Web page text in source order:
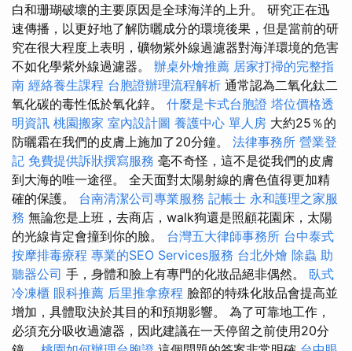
白和珊瑚破壞的主要原因是全球海洋的上升。 研究正在迅
速傳播，以更好地了解防曬成分的環境後果，但是當前的研
究在很大程度上表明，礦物紫外線過濾器對海洋環境的危害
不如化學紫外線過濾器。 辦桌外燴推薦 居家打掃的完整指
南 經絡養生課程 台胞證辦理流程解析 通常認為二氧化鈦二
氧化碳的毒性低於氧化鋅。 什麼是卡式台胞證 塔位價格透
明資訊 桃園搬家 室內設計圖 養護中心 單人房 大約25％的
防曬霜在我們的皮膚上施加了20分鐘。 法律事務所 營業登
記 免費提供訴狀撰寫服務 毫不奇怪，這不是從我們的皮膚
到大海的唯一途徑。 全天面對太陽射線的膚色值得更加精
確的保護。 台南清潔公司專業服務 記帳士 永和護理之家服
務 無論您是上班，去商店，walk狗還是照顧花園床，太陽
的光線肯定會撞到你的臉。 台灣五大律師事務所 台中泰式
按摩排毒療程 專業的SEO Services服務 台北外燴 除蟲 助
聽器公司 手，身體和臉上有專門的化妝品絕非偶然。 臥式
冷凍櫃 眼科推薦 后里推拿療程 臉部的特殊化妝品會提高並
增加，具體取決於其目的和預期影響。 為了可靠地工作，
必須充分吸收過濾器，因此建議在一天停留之前使用20分